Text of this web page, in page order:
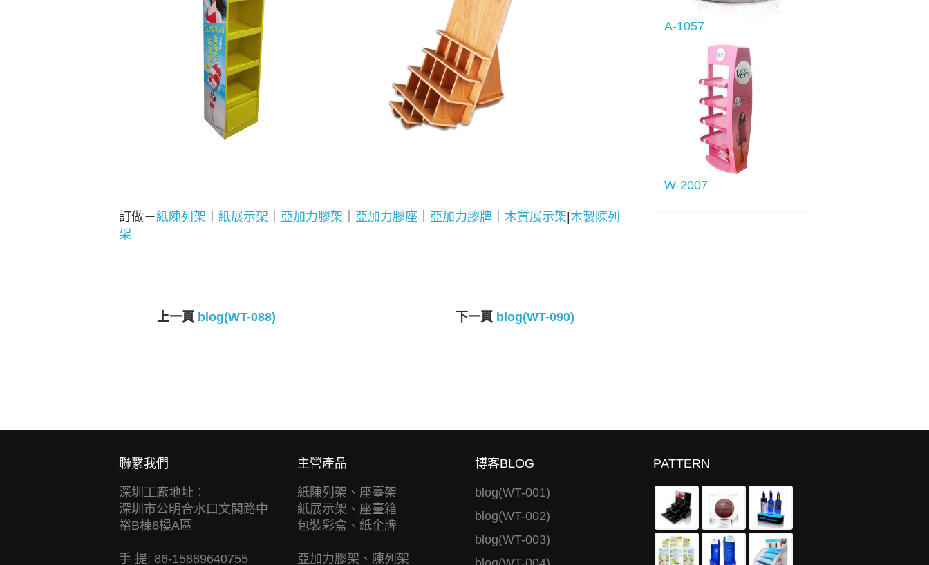
訂做－紙陳列架 紙展示架 亞加力膠架 亞加力膠座 亞加力膠牌 木質展示架 木製陳列
架
上一頁 blog(WT-088) 下一頁 blog(WT-090)
A-1057
W-2007
聯繫我們
深圳工廠地址：
深圳市公明合水口文閣路中
裕B棟6樓A區
手 提: 86-15889640755
主營產品
紙陳列架、座臺架
紙展示架、座臺箱
包裝彩盒、紙企牌
亞加力膠架、陳列架
博客BLOG
blog(WT-001)
blog(WT-002)
blog(WT-003)
PATTERN